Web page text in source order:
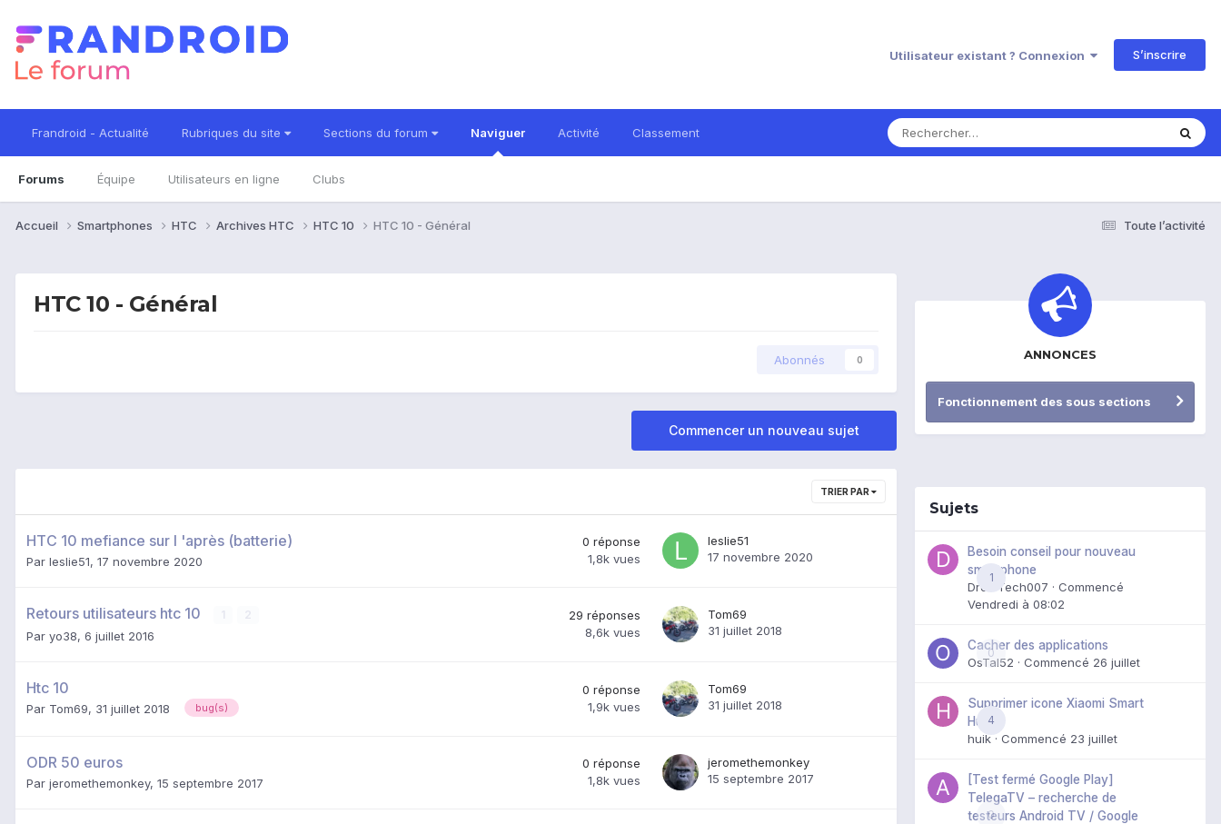
Utilisateur existant ? Connexion S’inscrire
Frandroid - Actualité Rubriques du site Sections du forum Naviguer
Forums Équipe Utilisateurs en ligne Clubs
Activité Classement
Toute l’activité
Accueil Smartphones HTC Archives HTC HTC 10 HTC 10 - Général
HTC 10 - Général
Abonnés 0
Commencer un nouveau sujet
TRIER PAR
HTC 10 mefiance sur l 'après (batterie)
Par leslie51, 17 novembre 2020
0 réponse
1,8k vues
leslie51
17 novembre 2020
Retours utilisateurs htc 10
Par yo38, 6 juillet 2016
29 réponses
8,6k vues
Tom69
31 juillet 2018
Htc 10
Par Tom69, 31 juillet 2018 bug(s)
0 réponse
1,9k vues
Tom69
31 juillet 2018
ODR 50 euros
Par jeromethemonkey, 15 septembre 2017
0 réponse
1,8k vues
jeromethemonkey
15 septembre 2017
ANNONCES
Fonctionnement des sous sections
Sujets
1
Besoin conseil pour nouveau
smartphone
DroidTech007 · Commencé
Vendredi à 08:02
0
Cacher des applications
OsTal52 · Commencé 26 juillet
4
Supprimer icone Xiaomi Smart
Hub
huik · Commencé 23 juillet
0
[Test fermé Google Play]
TelegaTV – recherche de
testeurs Android TV / Google